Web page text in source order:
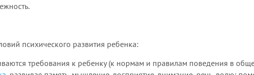
психического развития ребенка:
требования к ребенку (к нормам и правилам поведения в